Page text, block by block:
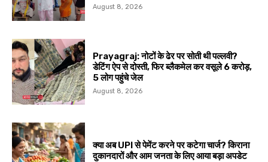
August 8, 2026
Prayagraj: नोटों के ढेर पर सोती थी पल्लवी?
डेटिंग ऐप से दोस्ती, फिर ब्लैकमेल कर वसूले ₹6 करोड़,
5 लोग पहुंचे जेल
August 8, 2026
क्या अब UPI से पेमेंट करने पर कटेगा चार्ज? किराना
दुकानदारों और आम जनता के लिए आया बड़ा अपडेट